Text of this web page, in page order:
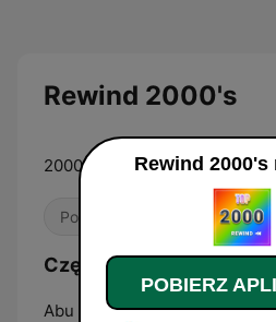
Rewind 2000's
2000's HITS Only!
Pop / Top 40 Dance / EDM
Częstotliwości Rewind
Abu Dhabi: Online
Rewind 2000's
POBIERZ